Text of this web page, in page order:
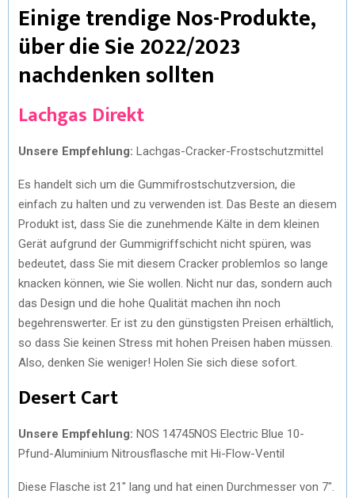
Einige trendige Nos-Produkte,
über die Sie 2022/2023
nachdenken sollten
Lachgas Direkt
Unsere Empfehlung: Lachgas-Cracker-Frostschutzmittel
Es handelt sich um die Gummifrostschutzversion, die
einfach zu halten und zu verwenden ist. Das Beste an diesem
Produkt ist, dass Sie die zunehmende Kälte in dem kleinen
Gerät aufgrund der Gummigriffschicht nicht spüren, was
bedeutet, dass Sie mit diesem Cracker problemlos so lange
knacken können, wie Sie wollen. Nicht nur das, sondern auch
das Design und die hohe Qualität machen ihn noch
begehrenswerter. Er ist zu den günstigsten Preisen erhältlich,
so dass Sie keinen Stress mit hohen Preisen haben müssen.
Also, denken Sie weniger! Holen Sie sich diese sofort.
Desert Cart
Unsere Empfehlung: NOS 14745NOS Electric Blue 10-
Pfund-Aluminium Nitrousflasche mit Hi-Flow-Ventil
Diese Flasche ist 21″ lang und hat einen Durchmesser von 7″.